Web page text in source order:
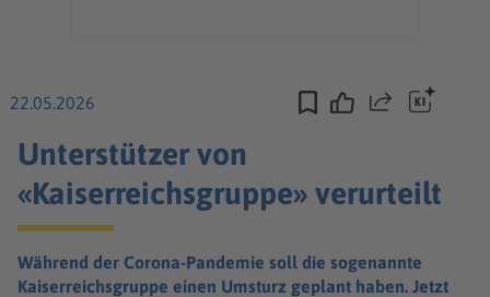
22.05.2026 Teilen
Unterstützer von
«Kaiserreichsgruppe» verurteilt
Während der Corona-Pandemie soll die sogenannte
Kaiserreichsgruppe einen Umsturz geplant haben. Jetzt